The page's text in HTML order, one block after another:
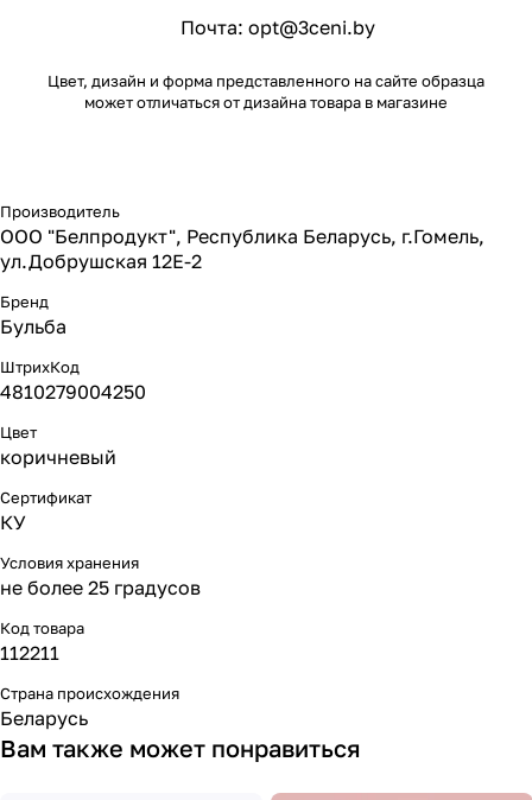
Почта: opt@3ceni.by
Цвет, дизайн и форма представленного на сайте образца
может отличаться от дизайна товара в магазине
Производитель
ООО "Белпродукт", Республика Беларусь, г.Гомель,
ул.Добрушская 12Е-2
Бренд
Бульба
ШтрихКод
4810279004250
Цвет
коричневый
Сертификат
КУ
Условия хранения
не более 25 градусов
Код товара
112211
Страна происхождения
Беларусь
Вам также может понравиться